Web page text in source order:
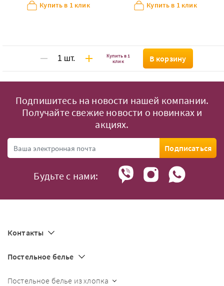
Купить в 1 клик Купить в 1 клик
Купить в 1
клик
В корзину
Подпишитесь на новости нашей компании.
Получайте свежие новости о новинках и
акциях.
Подписаться
Будьте с нами:
Контакты
Постельное белье
Постельное белье из хлопка